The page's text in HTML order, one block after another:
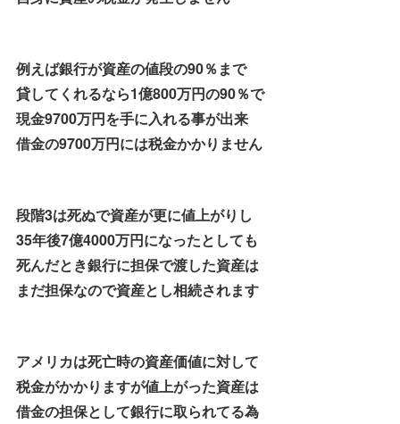
例えば銀行が資産の値段の90％まで
貸してくれるなら1億800万円の90％で
現金9700万円を手に入れる事が出来
借金の9700万円には税金かかりません
段階3は死ぬで資産が更に値上がりし
35年後7億4000万円になったとしても
死んだとき銀行に担保で渡した資産は
まだ担保なので資産とし相続されます
アメリカは死亡時の資産価値に対して
税金がかかりますが値上がった資産は
借金の担保として銀行に取られてる為